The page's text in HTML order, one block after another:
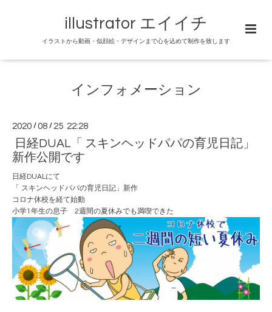
illustrator エイイチ
イラストから動画・似顔絵・デザインまで心を込めて制作を致します
インフォメーション
2020 /08 / 25 22:28
日経DUAL「 スキンヘッドパパの育児日記」
新作公開です
日経DUALにて
「 スキンヘッドパパの育児日記」新作
コロナ休校を経て始動
小学1年生の息子 2週間の夏休みでも満喫できた